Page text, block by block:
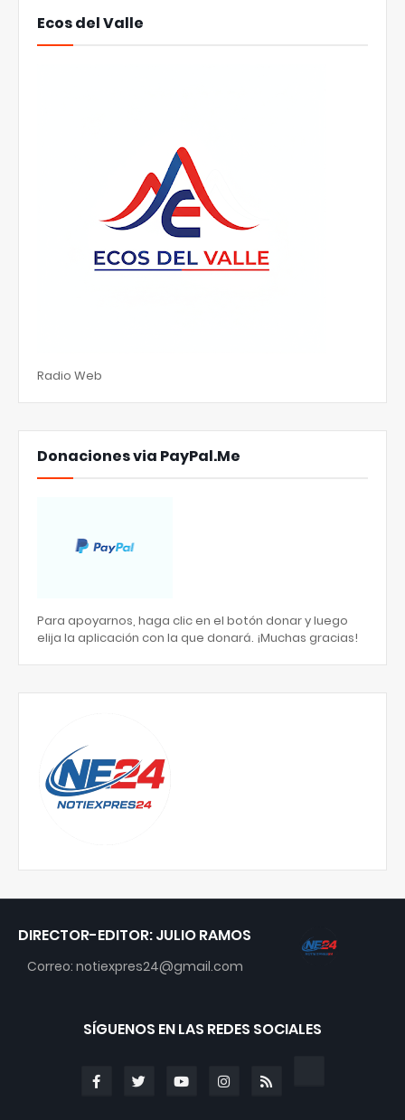
Ecos del Valle
Radio Web
Donaciones via PayPal.Me
Para apoyarnos, haga clic en el botón donar y luego
elija la aplicación con la que donará. ¡Muchas gracias!
DIRECTOR-EDITOR: JULIO RAMOS
Correo: notiexpres24@gmail.com
SÍGUENOS EN LAS REDES SOCIALES